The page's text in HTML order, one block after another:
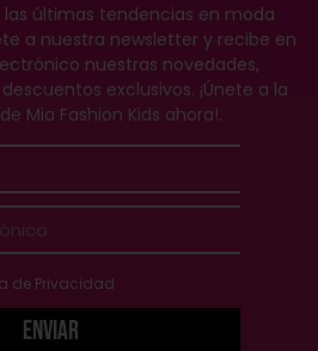
las últimas tendencias en moda
a nuestra newsletter y recibe en
nuestras novedades,
exclusivos. ¡Únete a la
Mia Fashion Kids ahora!.
de Privacidad
Enviar